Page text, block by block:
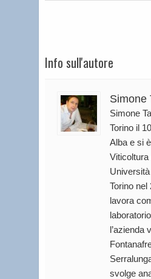
Info sull'autore
Simone
Simone
Torino il
Alba e si
Viticoltura
Torino nel
lavora
l’azienda
svolge